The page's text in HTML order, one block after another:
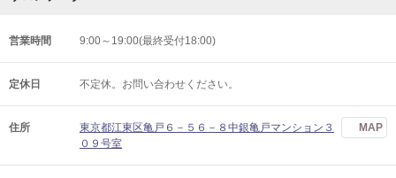
営業時間 9:00～19:00(最終受付18:00)
定休日 不定休。お問い合わせください。
住所
東京都江東区亀戸６－５６－８中銀亀戸マンション３
０９号室
MAP